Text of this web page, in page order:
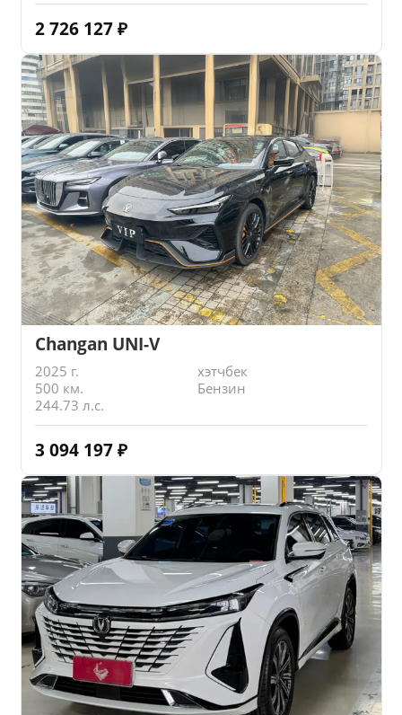
2 726 127 ₽
Changan UNI-V
2025 г.
хэтчбек
500 км.
Бензин
244.73 л.с.
3 094 197 ₽